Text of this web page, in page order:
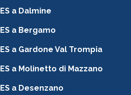
a Dalmine
a Bergamo
a Gardone Val Trompia
a Molinetto di Mazzano
a Desenzano